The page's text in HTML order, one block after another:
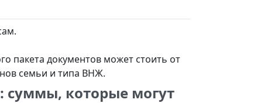
пакета документов может стоить от
семьи и типа ВНЖ.
суммы, которые могут